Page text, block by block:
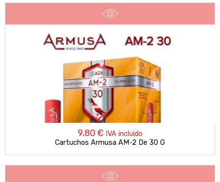
9,80 € IVA incluido
Cartuchos Armusa AM-2 De 30 G